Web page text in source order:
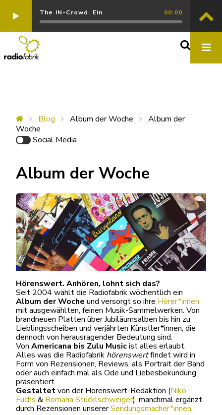
The IN-Crowd. Ein 00:00
Blog Album der Woche
Album der
Woche
Social Media
Album der Woche
Hörenswert. Anhören, lohnt sich das?
Seit 2004 wählt die Radiofabrik wöchentlich ein
Album der Woche und versorgt so ihre Hörer*innen
mit ausgewählten, feinen Musik-Sammelwerken. Von
brandneuen Platten über Jubiläumsalben bis hin zu
Lieblingsscheiben und verjährten Künstler*innen, die
dennoch von herausragender Bedeutung sind.
Von Americana bis Zulu Musicist alles erlaubt.
Alles was die Radiofabrik hörenswertfindet wird in
Form von Rezensionen, Reviews, als Portrait der Band
oder auch einfach mal als Ode und Liebesbekundung
präsentiert.
Gestaltetvon der Hörenswert-Redaktion (Niko
Fuchs & Romana Stücklschweiger), manchmal ergänzt
durch Rezensionen unsererSendungsmacher*innen.